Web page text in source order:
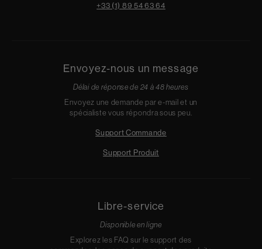
+33 (1) 89 54 63 64
Envoyez-nous un message
Délai de réponse de 24 à 48 heures
Envoyez une demande par e-mail et un
spécialiste vous répondra sous peu.
Support Commande
Support Produit
Libre-service
Disponible en ligne
Explorez les FAQ sur le support des